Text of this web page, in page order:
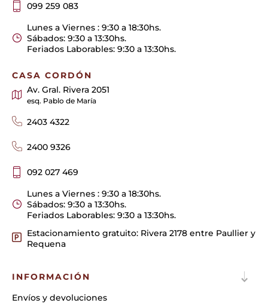
099 259 083
Lunes a Viernes : 9:30 a 18:30hs.
Sábados: 9:30 a 13:30hs.
Feriados Laborables: 9:30 a 13:30hs.
CASA CORDÓN
Av. Gral. Rivera 2051
esq. Pablo de María
2403 4322
2400 9326
092 027 469
Lunes a Viernes : 9:30 a 18:30hs.
Sábados: 9:30 a 13:30hs.
Feriados Laborables: 9:30 a 13:30hs.
Estacionamiento gratuito: Rivera 2178 entre Paullier y
Requena
INFORMACIÓN
Envíos y devoluciones